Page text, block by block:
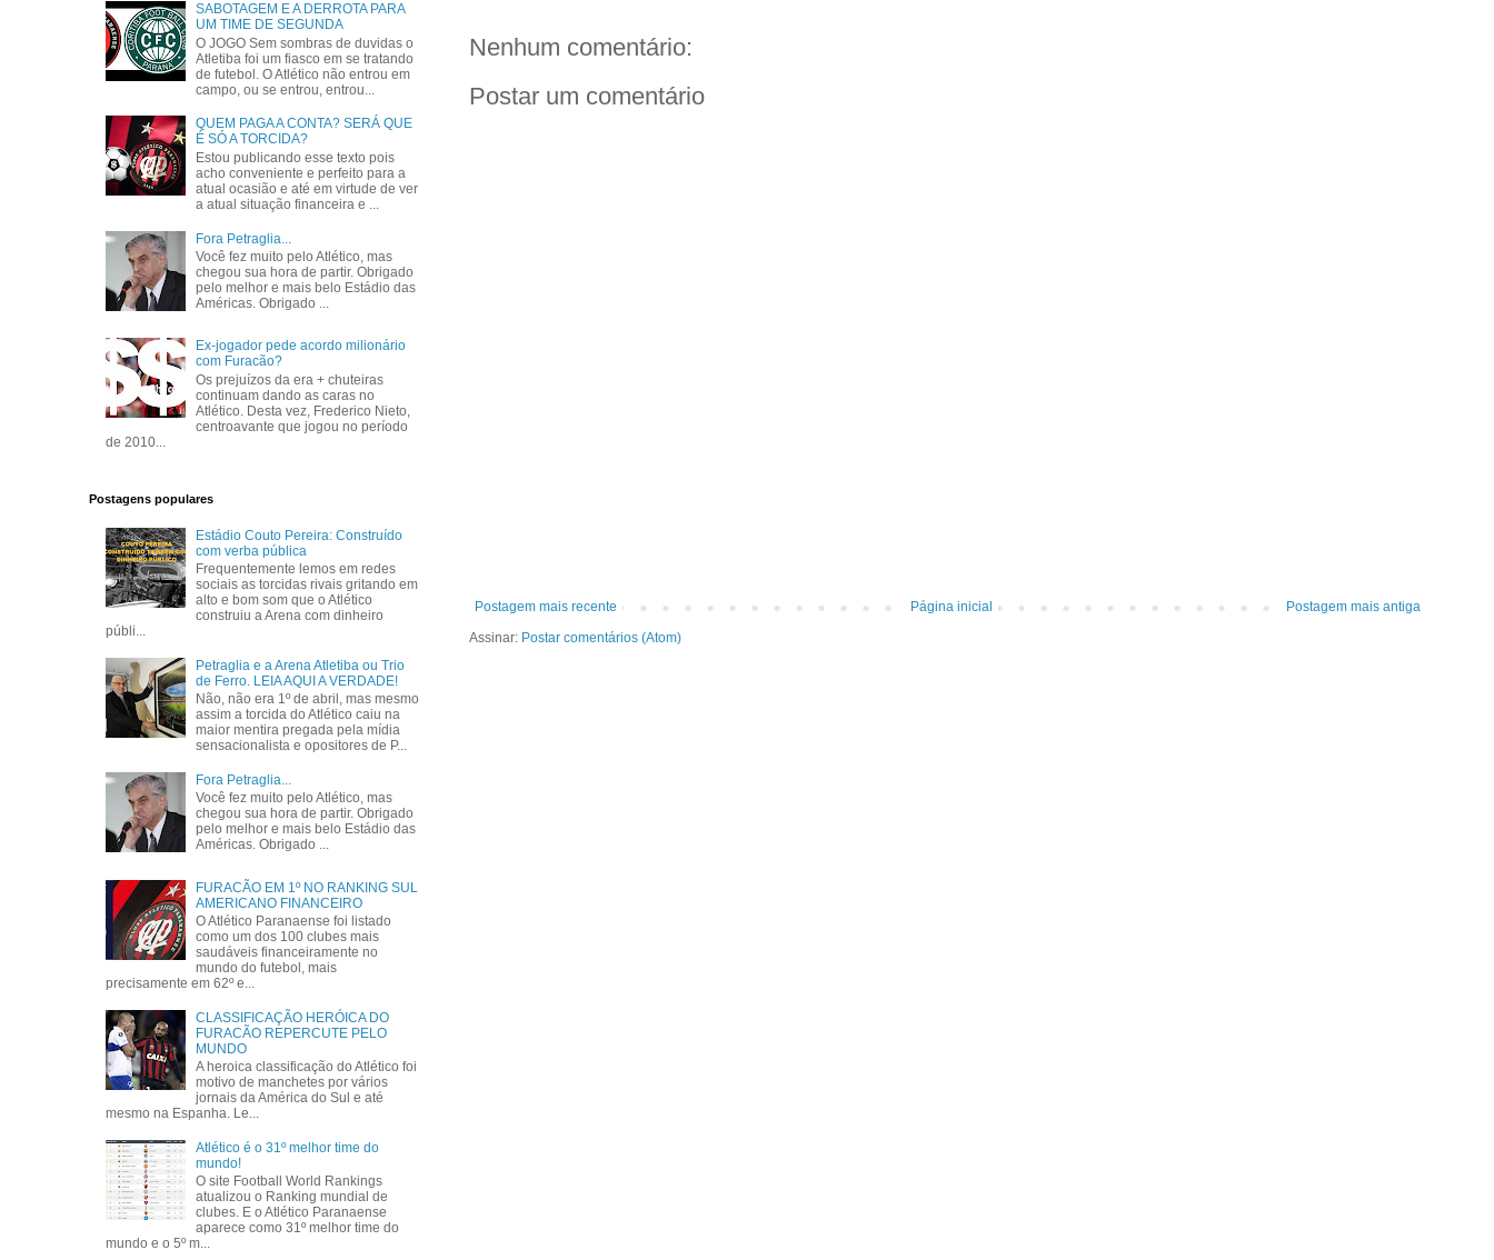
Nenhum comentário:
Postar um comentário
Postagem mais recente Postagem mais antiga
Página inicial
Assinar: Postar comentários (Atom)
SABOTAGEM E A DERROTA PARA
UM TIME DE SEGUNDA
O JOGO Sem sombras de duvidas o
Atletiba foi um fiasco em se tratando
de futebol. O Atlético não entrou em
campo, ou se entrou, entrou...
QUEM PAGA A CONTA? SERÁ QUE
É SÓ A TORCIDA?
Estou publicando esse texto pois
acho conveniente e perfeito para a
atual ocasião e até em virtude de ver
a atual situação financeira e ...
Fora Petraglia...
Você fez muito pelo Atlético, mas
chegou sua hora de partir. Obrigado
pelo melhor e mais belo Estádio das
Américas. Obrigado ...
Ex-jogador pede acordo milionário
com Furacão?
Os prejuízos da era + chuteiras
continuam dando as caras no
Atlético. Desta vez, Frederico Nieto,
centroavante que jogou no período
de 2010...
Postagens populares
Estádio Couto Pereira: Construído
com verba pública
Frequentemente lemos em redes
sociais as torcidas rivais gritando em
alto e bom som que o Atlético
construiu a Arena com dinheiro
públi...
Petraglia e a Arena Atletiba ou Trio
de Ferro. LEIA AQUI A VERDADE!
Não, não era 1º de abril, mas mesmo
assim a torcida do Atlético caiu na
maior mentira pregada pela mídia
sensacionalista e opositores de P...
Fora Petraglia...
Você fez muito pelo Atlético, mas
chegou sua hora de partir. Obrigado
pelo melhor e mais belo Estádio das
Américas. Obrigado ...
FURACÃO EM 1º NO RANKING SUL
AMERICANO FINANCEIRO
O Atlético Paranaense foi listado
como um dos 100 clubes mais
saudáveis financeiramente no
mundo do futebol, mais
precisamente em 62º e...
CLASSIFICAÇÃO HERÓICA DO
FURACÃO REPERCUTE PELO
MUNDO
A heroica classificação do Atlético foi
motivo de manchetes por vários
jornais da América do Sul e até
mesmo na Espanha. Le...
Atlético é o 31º melhor time do
mundo!
O site Football World Rankings
atualizou o Ranking mundial de
clubes. E o Atlético Paranaense
aparece como 31º melhor time do
mundo e o 5º m...